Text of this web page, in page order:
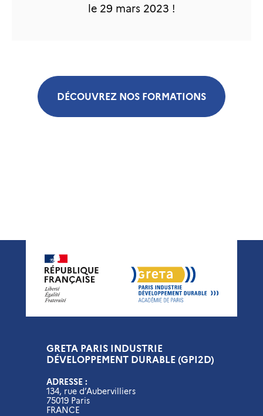
le 29 mars 2023 !
DÉCOUVREZ NOS FORMATIONS
GRETA PARIS INDUSTRIE
DÉVELOPPEMENT DURABLE (GPI2D)
ADRESSE :
134, rue d’Aubervilliers
75019 Paris
FRANCE